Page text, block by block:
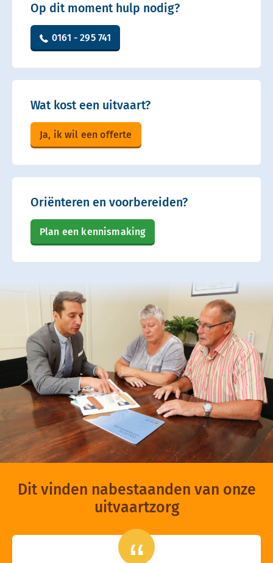
Op dit moment hulp nodig?
0161 - 295 741
Wat kost een uitvaart?
Ja, ik wil een offerte
Oriënteren en voorbereiden?
Plan een kennismaking
Dit vinden nabestaanden van onze
uitvaartzorg